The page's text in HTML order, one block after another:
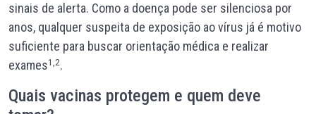
sinais de alerta. Como a doença pode ser silenciosa por
anos, qualquer suspeita de exposição ao vírus já é motivo
suficiente para buscar orientação médica e realizar
exames1,2.
Quais vacinas protegem e quem deve